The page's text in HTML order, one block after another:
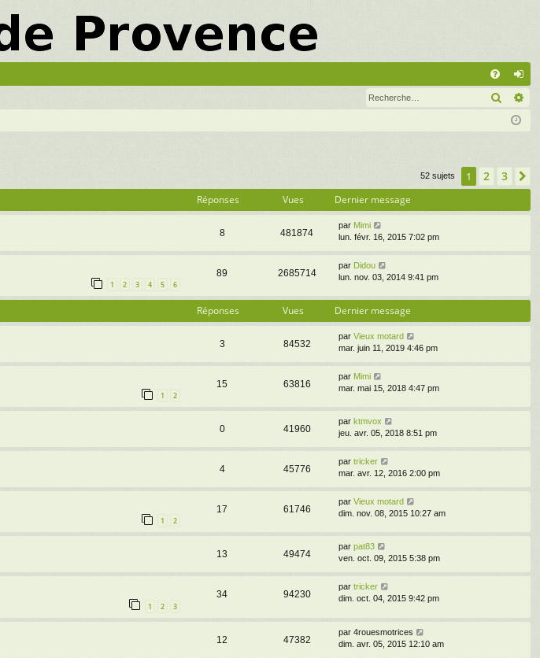
FA on
ne
on
52 sujets 1 2 3
Réponses Vues Dernier message
8 481874
par Mimi
lun. févr. 16, 2015 7:02 pm
1 2 3 4 5 6
89 2685714
par Didou
lun. nov. 03, 2014 9:41 pm
Réponses Vues Dernier message
3 84532
par Vieux motard
mar. juin 11, 2019 4:46 pm
1 2
15 63816
par Mimi
mar. mai 15, 2018 4:47 pm
0 41960
par ktmvox
jeu. avr. 05, 2018 8:51 pm
4 45776
par tricker
mar. avr. 12, 2016 2:00 pm
1 2
17 61746
par Vieux motard
dim. nov. 08, 2015 10:27 am
13 49474
par pat83
ven. oct. 09, 2015 5:38 pm
1 2 3
34 94230
par tricker
dim. oct. 04, 2015 9:42 pm
12 47382
par 4rouesmotrices
dim. avr. 05, 2015 12:10 am